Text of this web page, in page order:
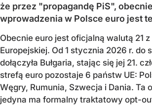
że przez "propagandę PiS",
wprowadzenia w Polsce euro jest
Obecnie euro jest oficjalną walutą 21
Europejskiej. Od 1 stycznia 2026 r. do
dołączyła Bułgaria, stając się jej 21.
strefą euro pozostaje 6 państw UE:
Węgry, Rumunia, Szwecja i Dania. Ta
jedyna ma formalny traktatowy opt-